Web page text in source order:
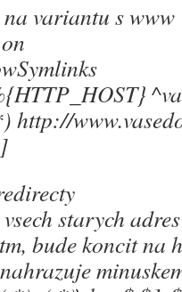
variantu s www
http://
starych
bude koncit na